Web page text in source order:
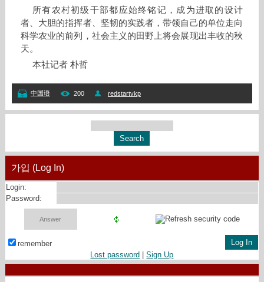
所有农村初级干部都应始终铭记，成为进取的设计
者、大胆的指挥者、坚韧的实践者，带领自己的单位走向
科学农业的前列，社会主义的田野上将会展现出丰收的秋
天。
本社记者 朴哲
中国语 200 redstartvkp
가입 (Log In)
Login:
Password:
remember
Lost password |Sign Up